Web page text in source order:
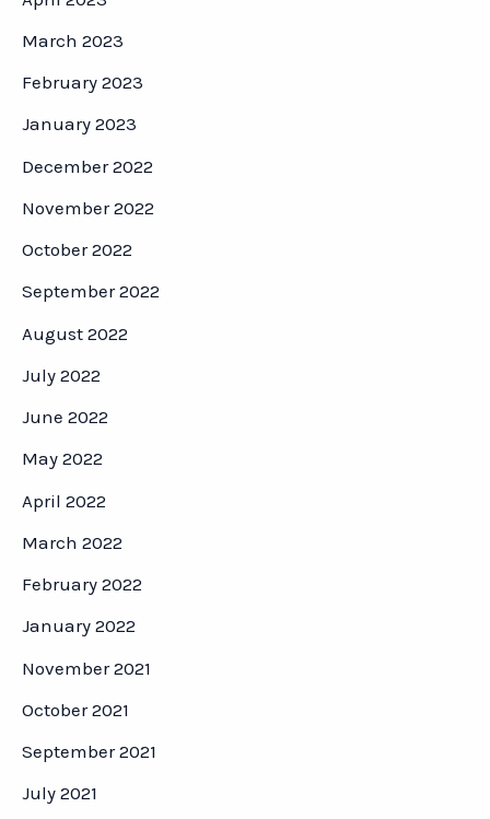
March 2023
February 2023
January 2023
December 2022
November 2022
October 2022
September 2022
August 2022
July 2022
June 2022
May 2022
April 2022
March 2022
February 2022
January 2022
November 2021
October 2021
September 2021
July 2021